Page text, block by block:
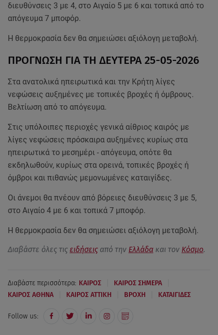
διευθύνσεις 3 με 4, στο Αιγαίο 5 με 6 και τοπικά από το
απόγευμα 7 μποφόρ.
Η θερμοκρασία δεν θα σημειώσει αξιόλογη μεταβολή.
ΠΡΟΓΝΩΣΗ ΓΙΑ ΤΗ ΔΕΥΤΕΡΑ 25-05-2026
Στα ανατολικά ηπειρωτικά και την Κρήτη λίγες
νεφώσεις αυξημένες με τοπικές βροχές ή όμβρους.
Βελτίωση από το απόγευμα.
Στις υπόλοιπες περιοχές γενικά αίθριος καιρός με
λίγες νεφώσεις πρόσκαιρα αυξημένες κυρίως στα
ηπειρωτικά το μεσημέρι - απόγευμα, οπότε θα
εκδηλωθούν, κυρίως στα ορεινά, τοπικές βροχές ή
όμβροι και πιθανώς μεμονωμένες καταιγίδες.
Οι άνεμοι θα πνέουν από βόρειες διευθύνσεις 3 με 5,
στο Αιγαίο 4 με 6 και τοπικά 7 μποφόρ.
Η θερμοκρασία δεν θα σημειώσει αξιόλογη μεταβολή.
Διαβάστε όλες τις ειδήσεις από την Ελλάδα και τον Κόσμο.
Διαβάστε περισσότερα: ΚΑΙΡΟΣ ΚΑΙΡΟΣ ΣΗΜΕΡΑ
ΚΑΙΡΟΣ ΑΘΗΝΑ ΚΑΙΡΟΣ ΑΤΤΙΚΗ ΒΡΟΧΗ ΚΑΤΑΙΓΙΔΕΣ
Follow us: